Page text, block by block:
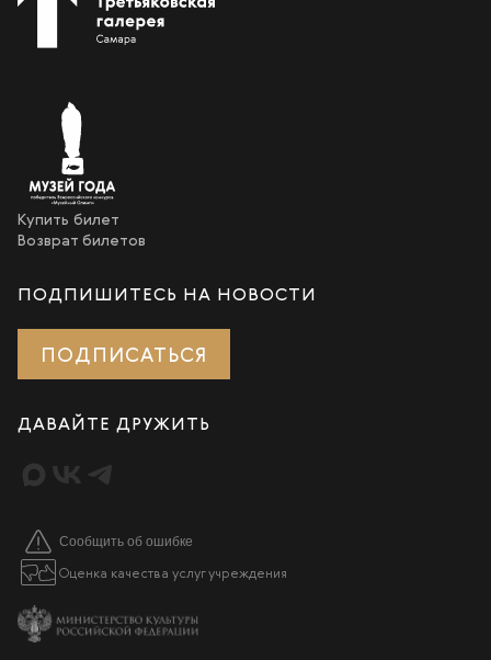
Купить билет
Возврат билетов
ПОДПИШИТЕСЬ НА НОВОСТИ
ПОДПИСАТЬСЯ
ДАВАЙТЕ ДРУЖИТЬ
Сообщить об ошибке
Оценка качества услуг учреждения